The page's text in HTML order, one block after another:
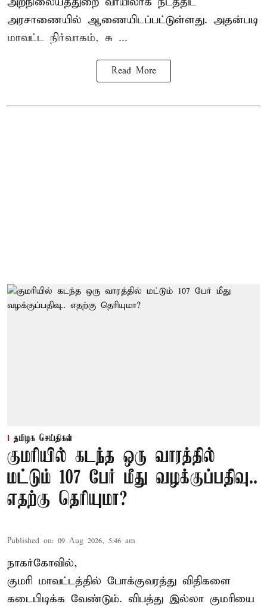
அரசாணையில் ஆணையிடப்பட்டுள்ளது. அதன்படி
மாவட்ட நிர்வாகம், சு ...
Read More
தமிழக செய்திகள்
குமரியில் கடந்த ஒரு வாரத்தில்
மட்டும் 107 பேர் மீது வழக்குப்பதிவு..
எதற்கு தெரியுமா?
Published on: 09 Aug 2026, 5:46 am
நாகர்கோவில்,
குமரி மாவட்டத்தில் போக்குவரத்து விதிகளை
கடைபிடிக்க வேண்டும். விபத்து இல்லா குமரியை